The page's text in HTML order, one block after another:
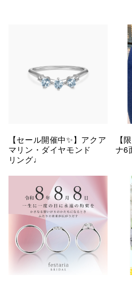
【セール開催中✨】アクア
マリン・ダイヤモンド
リング♩
【
ナ6